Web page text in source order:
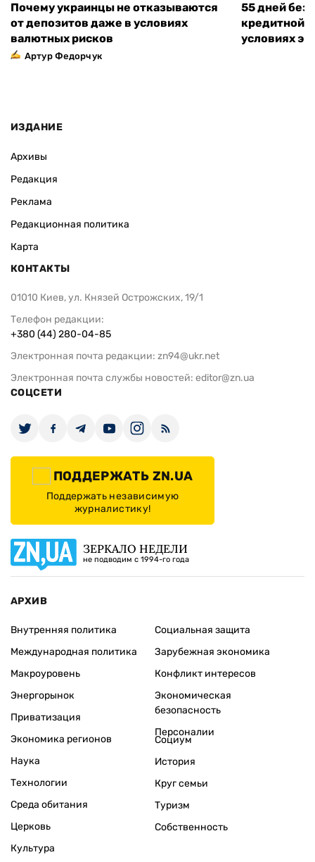
Почему украинцы не отказываются
от депозитов даже в условиях
валютных рисков
Артур Федорчук
55 дней без
кредитной
условиях
ИЗДАНИЕ
Архивы
Редакция
Реклама
Редакционная политика
Карта
КОНТАКТЫ
01010 Киев, ул. Князей Острожских, 19/1
Телефон редакции:
+380 (44) 280-04-85
Электронная почта редакции: zn94@ukr.net
Электронная почта службы новостей: editor@zn.ua
СОЦСЕТИ
ПОДДЕРЖАТЬ ZN.UA
Поддержать независимую
журналистику!
ЗЕРКАЛО НЕДЕЛИ
не подводим с 1994-го года
АРХИВ
Внутренняя политика
Международная политика
Макроуровень
Энергорынок
Приватизация
Экономика регионов
Социальная защита
Зарубежная экономика
Конфликт интересов
Экономическая
безопасность
Персоналии
Наука
Технологии
Среда обитания
Церковь
Культура
Социум
История
Круг семьи
Туризм
Собственность